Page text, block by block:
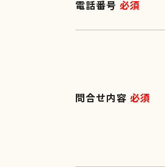
電話番号 必須
問合せ内容 必須